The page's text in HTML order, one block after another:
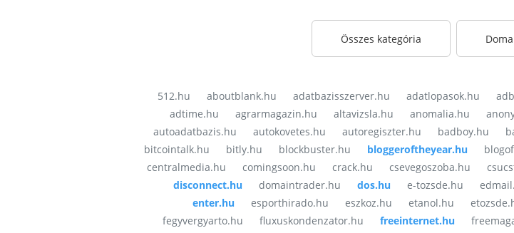
Összes kategória
512.hu aboutblank.hu adatbazisszerver.hu adatlopasok.hu
adtime.hu
agrarmagazin.hu altavizsla.hu anomalia.hu
autoadatbazis.hu
autokovetes.hu autoregiszter.hu badboy.hu
bitcointalk.hu
bitly.hu blockbuster.hu bloggeroftheyear.hu
centralmedia.hu
comingsoon.hu crack.hu csevegoszoba.hu
disconnect.hu
domaintrader.hu dos.hu e-tozsde.hu
enter.hu
esporthirado.hu eszkoz.hu etanol.hu
fegyvergyarto.hu
fluxuskondenzator.hu freeinternet.hu